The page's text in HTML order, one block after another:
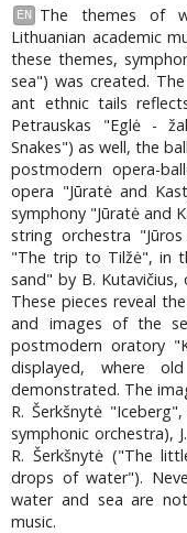
EN
The themes of
Lithuanian academic
these themes,
sea") was created.
ant ethnic tails
Petrauskas "Eglė -
Snakes") as well, the
postmodern opera-
opera "Jūratė and
symphony "Jūratė and
string orchestra
"The trip to Tilžė", in
sand" by B.
These pieces reveal
and images of the
postmodern oratory
displayed, where
demonstrated. The
R. Šerkšnytė
symphonic orchestra),
R. Šerkšnytė ("The
drops of water").
water and sea are
music.